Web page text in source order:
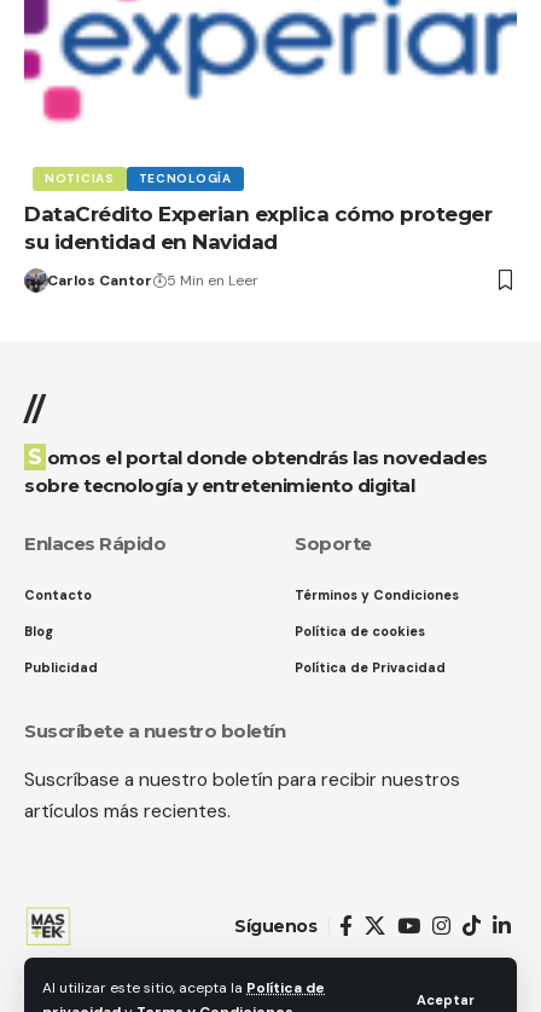
Al utilizar este sitio, acepta la Política de
Aceptar
NOTICIAS TECNOLOGÍA
DataCrédito Experian explica cómo proteger
su identidad en Navidad
Carlos Cantor 5 Min en Leer
//
Somos el portal donde obtendrás las novedades
sobre tecnología y entretenimiento digital
Enlaces Rápido
Contacto
Blog
Publicidad
Soporte
Términos y Condiciones
Política de cookies
Política de Privacidad
Suscríbete a nuestro boletín
Suscríbase a nuestro boletín para recibir nuestros
artículos más recientes.
Síguenos
© 2018 MastekHw Service International. LLc. Todos los derechos